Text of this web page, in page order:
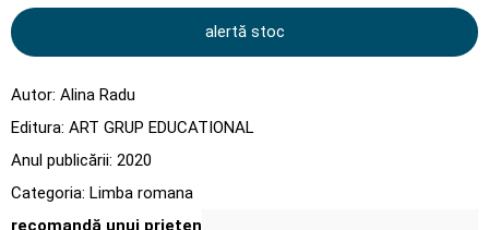
alertă stoc
Autor: Alina Radu
Editura: ART GRUP EDUCATIONAL
Anul publicării: 2020
Categoria: Limba romana
recomandă unui prieten